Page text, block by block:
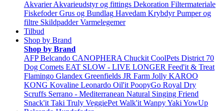
Akvarier Akvarieudstyr og fittings Dekoration Filtermateriale
Fiskefoder Grus og Bundlag Havedam Krybdyr Pumper og
filtre Skildpadder Varmelegemer
Tilbud
Shop by Brand
Shop by Brand
AFP Belcando CANOPHERA Chuckit CoolPets District 70
Dog Comets EAT SLOW - LIVE LONGER Feed'it & Treat
Flamingo Glandex Greenfields JR Farm Jolly KAROO
KONG Kovaline Leonardo Oil'it PoopyGo Royal Dry
Scruffs Serrano - Mediterranean Natural Singing Friend
Snack'it Taki Truly VeggiePet Walk'it WanpyYaki YowUp